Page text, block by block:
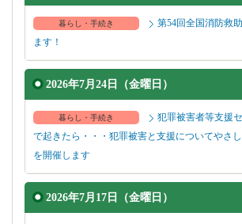
暮らし・手続き
第54回全国消防救
ます！
2026年7月24日（金曜日）
暮らし・手続き
犯罪被害者等支援
で起きたら・・・犯罪被害と支援についてやさし
を開催します
2026年7月17日（金曜日）